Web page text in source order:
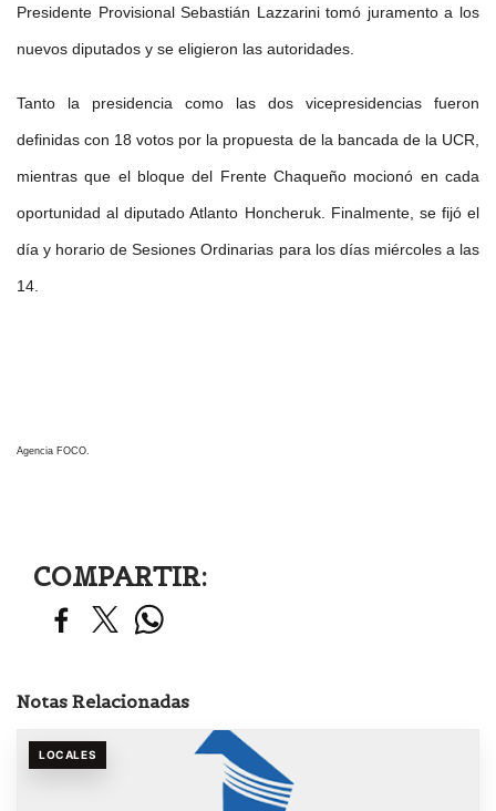
Presidente Provisional Sebastián Lazzarini tomó juramento a los
nuevos diputados y se eligieron las autoridades.
Tanto la presidencia como las dos vicepresidencias fueron
definidas con 18 votos por la propuesta de la bancada de la UCR,
mientras que el bloque del Frente Chaqueño mocionó en cada
oportunidad al diputado Atlanto Honcheruk. Finalmente, se fijó el
día y horario de Sesiones Ordinarias para los días miércoles a las
14.
Agencia FOCO.
COMPARTIR:
Notas Relacionadas
LOCALES